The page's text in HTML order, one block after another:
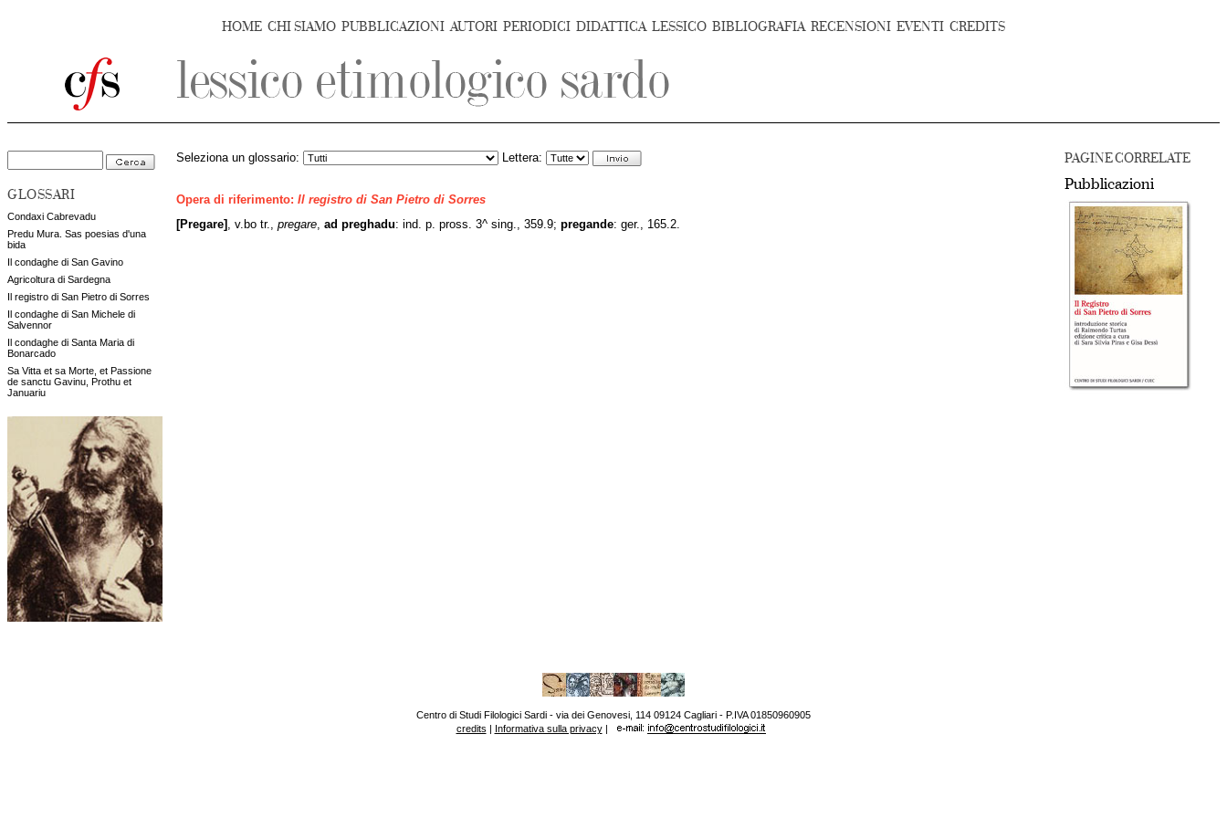
HOME CHI SIAMO PUBBLICAZIONI AUTORI PERIODICI DIDATTICA LESSICO BIBLIOGRAFIA RECENSIONI EVENTI CREDITS
GLOSSARI
Condaxi Cabrevadu
Predu Mura. Sas poesias d'una
bida
Il condaghe di San Gavino
Agricoltura di Sardegna
Il registro di San Pietro di Sorres
Il condaghe di San Michele di
Salvennor
Il condaghe di Santa Maria di
Bonarcado
Sa Vitta et sa Morte, et Passione
de sanctu Gavinu, Prothu et
Januariu
PAGINE CORRELATE
Pubblicazioni
Seleziona un glossario: Lettera:
Opera di riferimento: Il registro di San Pietro di Sorres
[Pregare]
, v.bo tr., pregare ad preghadu: ind. p. pross. 3^ sing., 359.9; pregande: ger., 165.2.
Centro di Studi Filologici Sardi - via dei Genovesi, 114 09124 Cagliari - P.IVA 01850960905
credits | Informativa sulla privacy|